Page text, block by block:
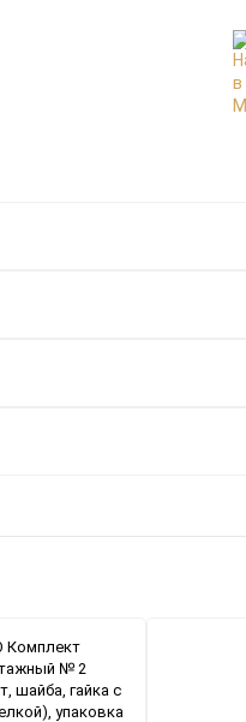
№ 2
шайба, гайка с
упаковка